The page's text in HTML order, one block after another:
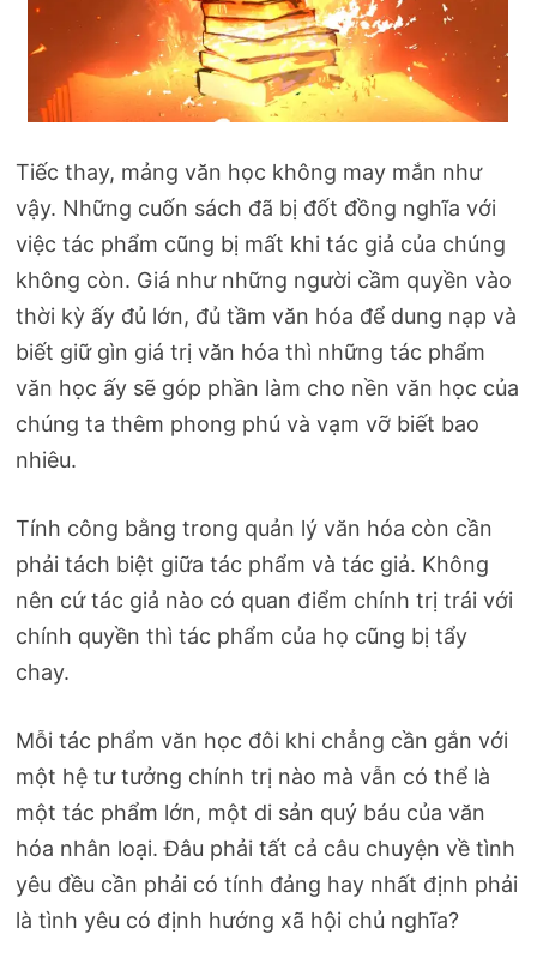
Tiếc thay, mảng văn học không may mắn như
vậy. Những cuốn sách đã bị đốt đồng nghĩa với
việc tác phẩm cũng bị mất khi tác giả của chúng
không còn. Giá như những người cầm quyền vào
thời kỳ ấy đủ lớn, đủ tầm văn hóa để dung nạp và
biết giữ gìn giá trị văn hóa thì những tác phẩm
văn học ấy sẽ góp phần làm cho nền văn học của
chúng ta thêm phong phú và vạm vỡ biết bao
nhiêu.
Tính công bằng trong quản lý văn hóa còn cần
phải tách biệt giữa tác phẩm và tác giả. Không
nên cứ tác giả nào có quan điểm chính trị trái với
chính quyền thì tác phẩm của họ cũng bị tẩy
chay.
Mỗi tác phẩm văn học đôi khi chẳng cần gắn với
một hệ tư tưởng chính trị nào mà vẫn có thể là
một tác phẩm lớn, một di sản quý báu của văn
hóa nhân loại. Đâu phải tất cả câu chuyện về tình
yêu đều cần phải có tính đảng hay nhất định phải
là tình yêu có định hướng xã hội chủ nghĩa?